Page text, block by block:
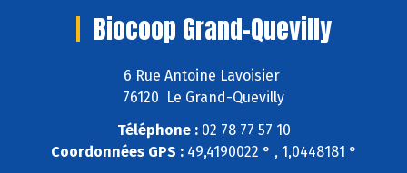
Biocoop Grand-Quevilly
6 Rue Antoine Lavoisier
76120 Le Grand-Quevilly
Téléphone :02 78 77 57 10
Coordonnées GPS :49,4190022 ° , 1,0448181 °